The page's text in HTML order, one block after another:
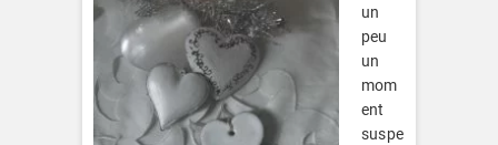
un
peu
un
mom
ent
suspe